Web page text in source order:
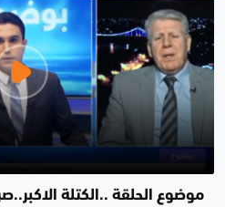
موضوع الحلقة ..الكتلة